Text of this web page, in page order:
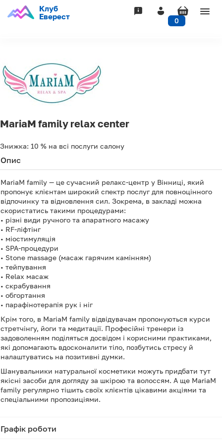
Клуб
Еверест
0
MariaM family relax center
Знижка: 10 % на всі послуги салону
Опис
MariaM family — це сучасний релакс-центр у Вінниці, який
пропонує клієнтам широкий спектр послуг для повноцінного
відпочинку та відновлення сил. Зокрема, в закладі можна
скористатись такими процедурами:
• різні види ручного та апаратного масажу
• RF-ліфтінг
• міостимуляція
• SPA-процедури
• Stone massage (масаж гарячим камінням)
• тейпування
• Relax масаж
• скрабування
• обгортання
• парафінотерапія рук і ніг
Крім того, в MariaM family відвідувачам пропонуються курси
стретчінгу, йоги та медитації. Професійні тренери із
задоволенням поділяться досвідом і корисними практиками,
які допомагають вдосконалити тіло, позбутись стресу й
налаштуватись на позитивні думки.
Шанувальники натуральної косметики можуть придбати тут
якісні засоби для догляду за шкірою та волоссям. А ще MariaM
family регулярно тішить своїх клієнтів цікавими акціями та
спеціальними пропозиціями.
Графік роботи